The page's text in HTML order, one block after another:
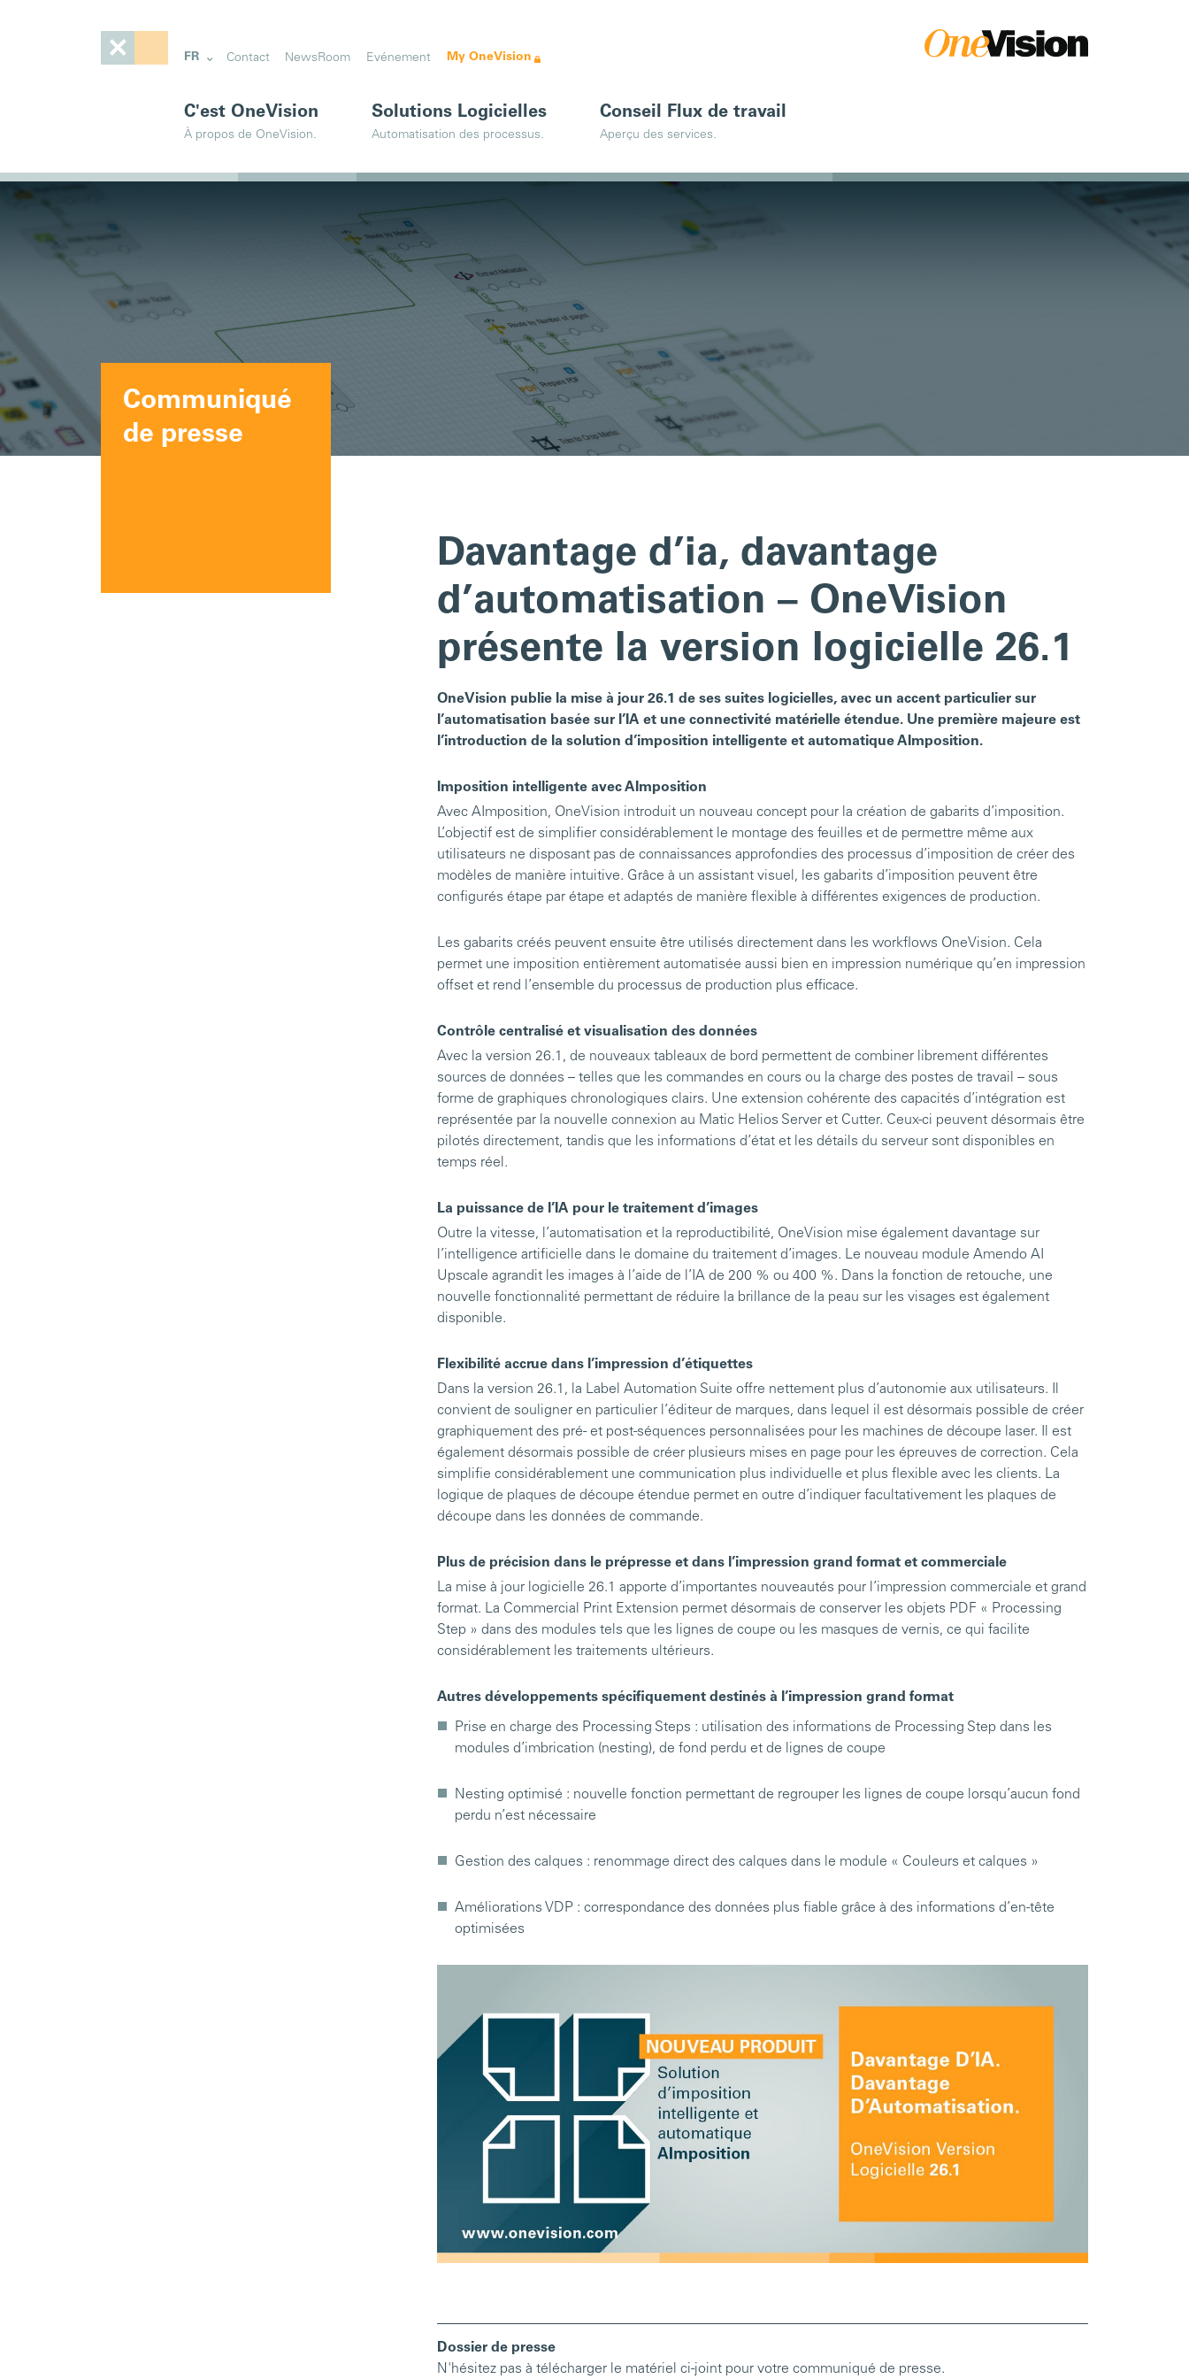
FR
C'est OneVision
À propos de OneVision.
Solutions Logicielles
Automatisation des processus.
Conseil Flux de travail
Aperçu des services.
Contact NewsRoom Evénement My OneVision
Communiqué
de presse
Davantage d’ia, davantage
d’automatisation – OneVision
présente la version logicielle 26.1
OneVision publie la mise à jour 26.1 de ses suites logicielles, avec un accent particulier sur
l’automatisation basée sur l’IA et une connectivité matérielle étendue. Une première majeure est
l’introduction de la solution d’imposition intelligente et automatique AImposition.
Imposition intelligente avec AImposition
Avec AImposition, OneVision introduit un nouveau concept pour la création de gabarits d’imposition.
L’objectif est de simplifier considérablement le montage des feuilles et de permettre même aux
utilisateurs ne disposant pas de connaissances approfondies des processus d’imposition de créer des
modèles de manière intuitive. Grâce à un assistant visuel, les gabarits d’imposition peuvent être
configurés étape par étape et adaptés de manière flexible à différentes exigences de production.
Les gabarits créés peuvent ensuite être utilisés directement dans les workflows OneVision. Cela
permet une imposition entièrement automatisée aussi bien en impression numérique qu’en impression
offset et rend l’ensemble du processus de production plus efficace.
Contrôle centralisé et visualisation des données
Avec la version 26.1, de nouveaux tableaux de bord permettent de combiner librement différentes
sources de données – telles que les commandes en cours ou la charge des postes de travail – sous
forme de graphiques chronologiques clairs. Une extension cohérente des capacités d’intégration est
représentée par la nouvelle connexion au Matic Helios Server et Cutter. Ceux-ci peuvent désormais être
pilotés directement, tandis que les informations d’état et les détails du serveur sont disponibles en
temps réel.
La puissance de l’IA pour le traitement d’images
Outre la vitesse, l’automatisation et la reproductibilité, OneVision mise également davantage sur
l’intelligence artificielle dans le domaine du traitement d’images. Le nouveau module Amendo AI
Upscale agrandit les images à l’aide de l’IA de 200 % ou 400 %. Dans la fonction de retouche, une
nouvelle fonctionnalité permettant de réduire la brillance de la peau sur les visages est également
disponible.
Flexibilité accrue dans l’impression d’étiquettes
Dans la version 26.1, la Label Automation Suite offre nettement plus d’autonomie aux utilisateurs. Il
convient de souligner en particulier l’éditeur de marques, dans lequel il est désormais possible de créer
graphiquement des pré- et post-séquences personnalisées pour les machines de découpe laser. Il est
également désormais possible de créer plusieurs mises en page pour les épreuves de correction. Cela
simplifie considérablement une communication plus individuelle et plus flexible avec les clients. La
logique de plaques de découpe étendue permet en outre d’indiquer facultativement les plaques de
découpe dans les données de commande.
Plus de précision dans le prépresse et dans l’impression grand format et commerciale
La mise à jour logicielle 26.1 apporte d’importantes nouveautés pour l’impression commerciale et grand
format. La Commercial Print Extension permet désormais de conserver les objets PDF « Processing
Step » dans des modules tels que les lignes de coupe ou les masques de vernis, ce qui facilite
considérablement les traitements ultérieurs.
Autres développements spécifiquement destinés à l’impression grand format
Prise en charge des Processing Steps : utilisation des informations de Processing Step dans les
modules d’imbrication (nesting), de fond perdu et de lignes de coupe
Nesting optimisé : nouvelle fonction permettant de regrouper les lignes de coupe lorsqu’aucun fond
perdu n’est nécessaire
Gestion des calques : renommage direct des calques dans le module « Couleurs et calques »
Améliorations VDP : correspondance des données plus fiable grâce à des informations d’en-tête
optimisées
Dossier de presse
N'hésitez pas à télécharger le matériel ci-joint pour votre communiqué de presse.